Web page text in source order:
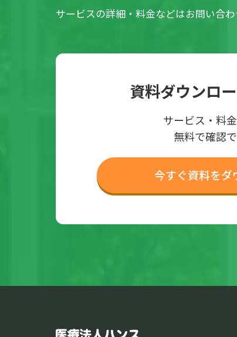
サービスの詳細・料金などはお問い合
資料ダウンロ
サービス・料
無料で確認
今すぐ資料をダ